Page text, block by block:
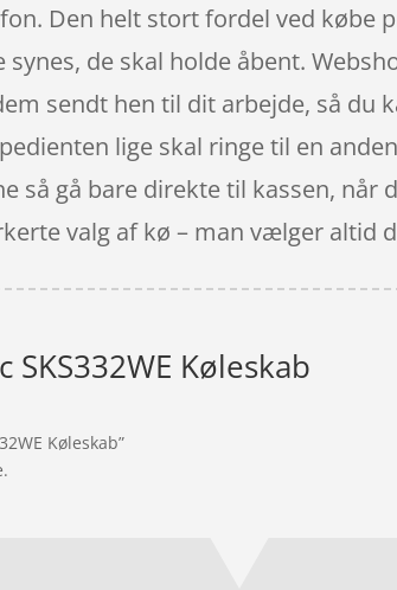
Den helt stort fordel ved købe
de skal holde åbent.
sendt hen til dit arbejde, så
lige skal ringe til en
så gå bare direkte til kassen, når
valg af kø – man vælger altid
SKS332WE Køleskab
Køleskab”